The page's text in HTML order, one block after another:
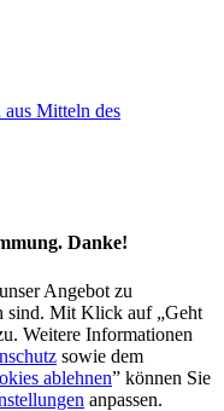
Mitteln des
Danke!
Angebot zu
sind. Mit Klick auf „Geht
Weitere Informationen
sowie dem
ablehnen” können Sie
anpassen.